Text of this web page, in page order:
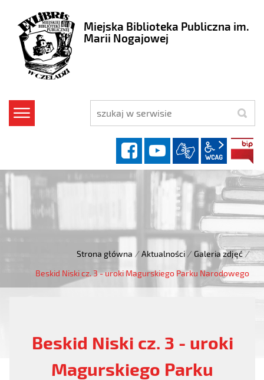
Miejska Biblioteka Publiczna im.
Marii Nogajowej
szukaj
facebookYouTube
wcag2.1
Strona główna / Aktualności / Galeria zdjęć /
Beskid Niski cz. 3 - uroki Magurskiego Parku Narodowego
Beskid Niski cz. 3 - uroki
Magurskiego Parku